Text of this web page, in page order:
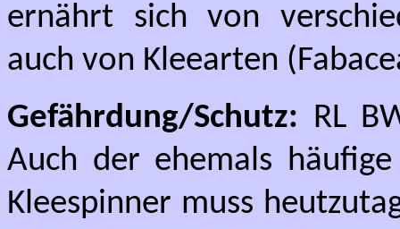
ernährt sich von
auch von Kleearten
Gefährdung/Schutz: RL
Auch der ehemals
Kleespinner muss